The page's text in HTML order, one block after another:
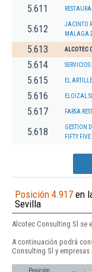
5.611
5.612
JACINTO
MALAGA
5.613 ALCOTEC
5.614 SERVICIOS
5.615 EL
5.616 ELOIZAL SL
5.617 FARSA
5.618
GESTION
FIFTY FIVE
Posición 4.917 en
Sevilla
Alcotec Consulting Sl se
A continuación podrá
Consulting Sl y